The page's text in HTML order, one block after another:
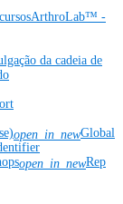
ArthroLab™ -
da cadeia de
open_in_newGlobal
open_in_newRep